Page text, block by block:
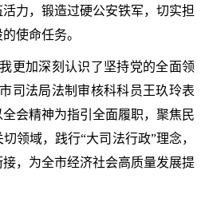
力，锻造过硬公安铁军，切实担
使命任务。
加深刻认识了坚持党的全面领
司法局法制审核科科员王玖玲表
会精神为指引全面履职，聚焦民
领域，践行“大司法行政”理念，
，为全市经济社会高质量发展提